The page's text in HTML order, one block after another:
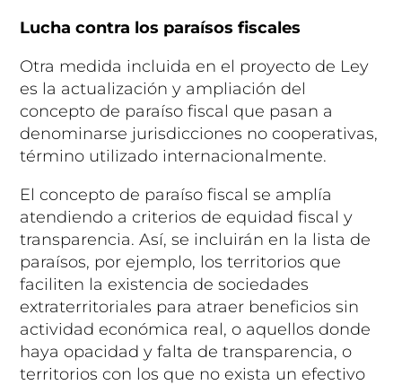
Lucha contra los paraísos fiscales
Otra medida incluida en el proyecto de Ley
es la actualización y ampliación del
concepto de paraíso fiscal que pasan a
denominarse jurisdicciones no cooperativas,
término utilizado internacionalmente.
El concepto de paraíso fiscal se amplía
atendiendo a criterios de equidad fiscal y
transparencia. Así, se incluirán en la lista de
paraísos, por ejemplo, los territorios que
faciliten la existencia de sociedades
extraterritoriales para atraer beneficios sin
actividad económica real, o aquellos donde
haya opacidad y falta de transparencia, o
territorios con los que no exista un efectivo